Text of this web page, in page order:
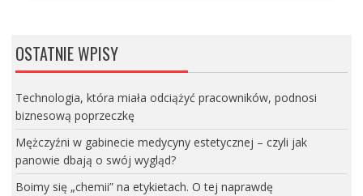
OSTATNIE WPISY
Technologia, która miała odciążyć pracowników, podnosi
biznesową poprzeczkę
Mężczyźni w gabinecie medycyny estetycznej – czyli jak
panowie dbają o swój wygląd?
Boimy się „chemii” na etykietach. O tej naprawdę